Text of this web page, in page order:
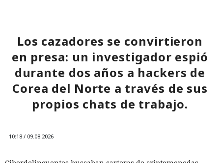
de seguridad) para identificar más rápidamente señales
significativas.
Los cazadores se convirtieron
en presa: un investigador espió
durante dos años a hackers de
Corea del Norte a través de sus
propios chats de trabajo.
10:18 / 09.08.2026